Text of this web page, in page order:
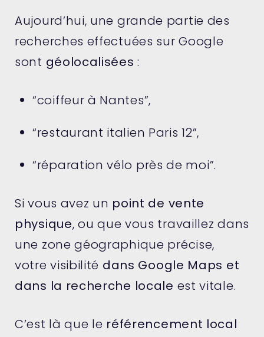
Aujourd’hui, une grande partie des
recherches effectuées sur Google
sont géolocalisées :
“coiffeur à Nantes”,
“restaurant italien Paris 12”,
“réparation vélo près de moi”.
Si vous avez un point de vente
physique, ou que vous travaillez dans
une zone géographique précise,
votre visibilité dans Google Maps et
dans la recherche locale est vitale.
C’est là que le référencement local